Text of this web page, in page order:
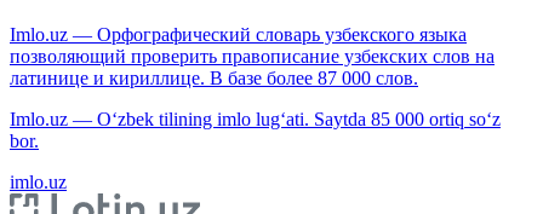
Imlo.uz — Орфографический словарь узбекского языка
позволяющий проверить правописание узбекских слов на
латинице и кириллице. В базе более 87 000 слов.
Imlo.uz — O‘zbek tilining imlo lug‘ati. Saytda 85 000 ortiq so‘z
bor.
imlo.uz